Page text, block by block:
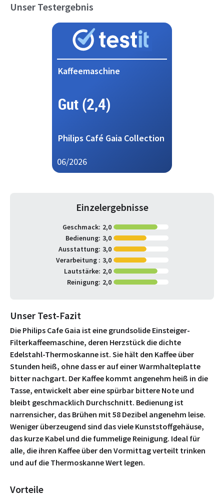
Unser Testergebnis
Kaffeemaschine
Gut (2,4)
Philips Café Gaia Collection
06/2026
Einzelergebnisse
Geschmack: 2,0
Bedienung: 3,0
Ausstattung: 3,0
Verarbeitung : 3,0
Lautstärke: 2,0
Reinigung: 2,0
Unser Test-Fazit
Die Philips Cafe Gaia ist eine grundsolide Einsteiger-
Filterkaffeemaschine, deren Herzstück die dichte
Edelstahl-Thermoskanne ist. Sie hält den Kaffee über
Stunden heiß, ohne dass er auf einer Warmhalteplatte
bitter nachgart. Der Kaffee kommt angenehm heiß in die
Tasse, entwickelt aber eine spürbar bittere Note und
bleibt geschmacklich Durchschnitt. Bedienung ist
narrensicher, das Brühen mit 58 Dezibel angenehm leise.
Weniger überzeugend sind das viele Kunststoffgehäuse,
das kurze Kabel und die fummelige Reinigung. Ideal für
alle, die ihren Kaffee über den Vormittag verteilt trinken
und auf die Thermoskanne Wert legen.
Vorteile